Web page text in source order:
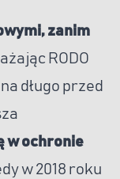
zanim
RODO
długo przed
w ochronie
w 2018 roku